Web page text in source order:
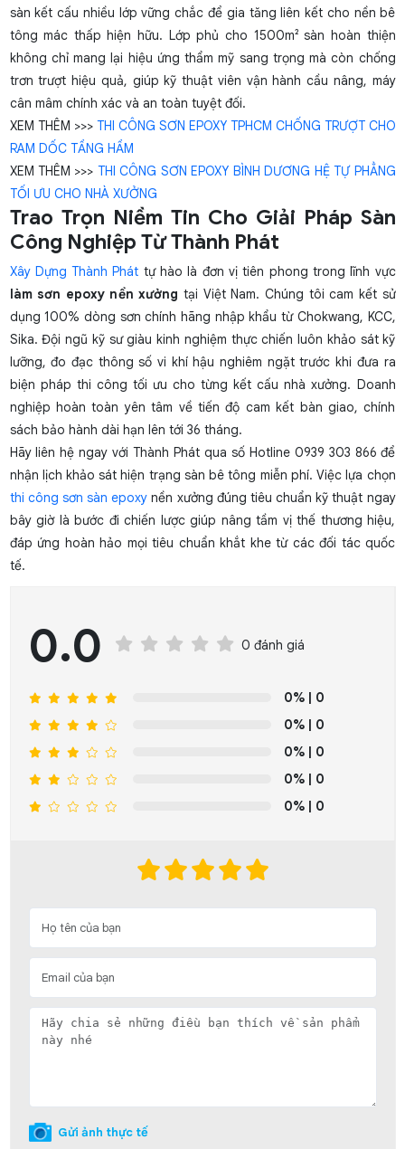
sàn kết cấu nhiều lớp vững chắc để gia tăng liên kết cho nền bê
tông mác thấp hiện hữu. Lớp phủ cho 1500m² sàn hoàn thiện
không chỉ mang lại hiệu ứng thẩm mỹ sang trọng mà còn chống
trơn trượt hiệu quả, giúp kỹ thuật viên vận hành cầu nâng, máy
cân mâm chính xác và an toàn tuyệt đối.
XEM THÊM >>> THI CÔNG SƠN EPOXY TPHCM CHỐNG TRƯỢT CHO
RAM DỐC TẦNG HẦM
XEM THÊM >>> THI CÔNG SƠN EPOXY BÌNH DƯƠNG HỆ TỰ PHẲNG
TỐI ƯU CHO NHÀ XƯỞNG
Trao Trọn Niềm Tin Cho Giải Pháp Sàn
Công Nghiệp Từ Thành Phát
Xây Dựng Thành Phát tự hào là đơn vị tiên phong trong lĩnh vực
làm sơn epoxy nền xưởng tại Việt Nam. Chúng tôi cam kết sử
dụng 100% dòng sơn chính hãng nhập khẩu từ Chokwang, KCC,
Sika. Đội ngũ kỹ sư giàu kinh nghiệm thực chiến luôn khảo sát kỹ
lưỡng, đo đạc thông số vi khí hậu nghiêm ngặt trước khi đưa ra
biện pháp thi công tối ưu cho từng kết cấu nhà xưởng. Doanh
nghiệp hoàn toàn yên tâm về tiến độ cam kết bàn giao, chính
sách bảo hành dài hạn lên tới 36 tháng.
Hãy liên hệ ngay với Thành Phát qua số Hotline 0939 303 866 để
nhận lịch khảo sát hiện trạng sàn bê tông miễn phí. Việc lựa chọn
thi công sơn sàn epoxy nền xưởng đúng tiêu chuẩn kỹ thuật ngay
bây giờ là bước đi chiến lược giúp nâng tầm vị thế thương hiệu,
đáp ứng hoàn hảo mọi tiêu chuẩn khắt khe từ các đối tác quốc
tế.
0.0 0 đánh giá
0% | 0
0% | 0
0% | 0
0% | 0
0% | 0
Gửi ảnh thực tế